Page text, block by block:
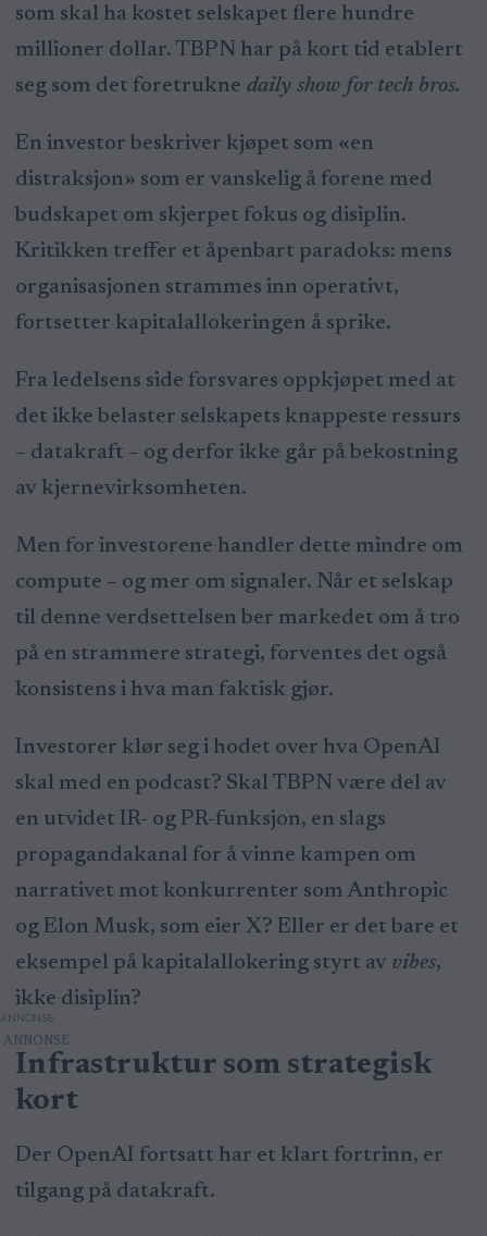
som skal ha kostet selskapet flere hundre
millioner dollar. TBPN har på kort tid etablert
seg som det foretrukne daily show for tech bros.
En investor beskriver kjøpet som «en
distraksjon» som er vanskelig å forene med
budskapet om skjerpet fokus og disiplin.
Kritikken treffer et åpenbart paradoks: mens
organisasjonen strammes inn operativt,
fortsetter kapitalallokeringen å sprike.
Fra ledelsens side forsvares oppkjøpet med at
det ikke belaster selskapets knappeste ressurs
– datakraft – og derfor ikke går på bekostning
av kjernevirksomheten.
Men for investorene handler dette mindre om
compute – og mer om signaler. Når et selskap
til denne verdsettelsen ber markedet om å tro
på en strammere strategi, forventes det også
konsistens i hva man faktisk gjør.
Investorer klør seg i hodet over hva OpenAI
skal med en podcast? Skal TBPN være del av
en utvidet IR- og PR-funksjon, en slags
propagandakanal for å vinne kampen om
narrativet mot konkurrenter som Anthropic
og Elon Musk, som eier X? Eller er det bare et
eksempel på kapitalallokering styrt av vibes,
ikke disiplin?
ANNONSE
Infrastruktur som strategisk
kort
Der OpenAI fortsatt har et klart fortrinn, er
tilgang på datakraft.